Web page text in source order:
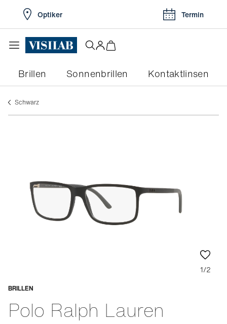
Optiker Termin
Brillen Sonnenbrillen Kontaktlinsen
schwarz
1/2
BRILLEN
Polo Ralph Lauren
Anpassbar